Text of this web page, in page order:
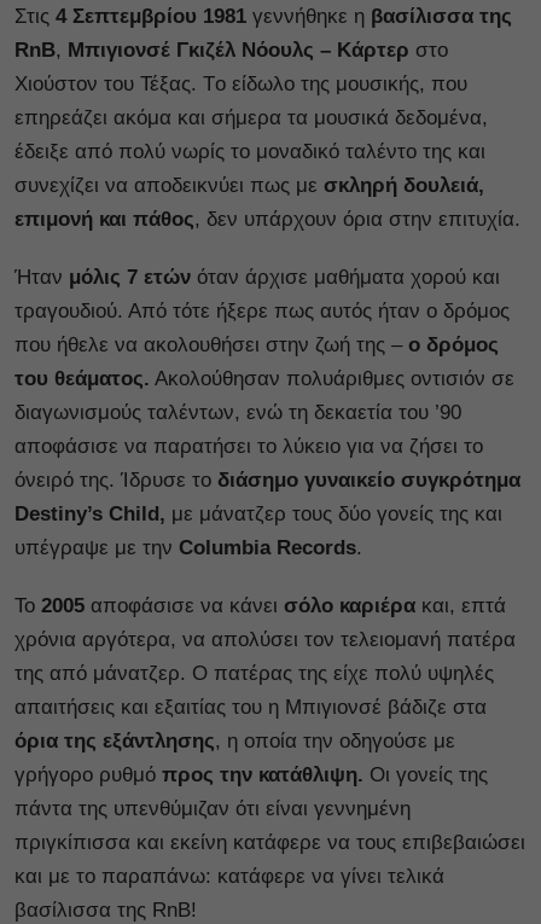
Στις 4 Σεπτεμβρίου 1981 γεννήθηκε η βασίλισσα της
RnB, Μπιγιονσέ Γκιζέλ Νόουλς – Κάρτερ στο
Χιούστον του Τέξας. Tο είδωλο της μουσικής, που
επηρεάζει ακόμα και σήμερα τα μουσικά δεδομένα,
έδειξε από πολύ νωρίς το μοναδικό ταλέντο της και
συνεχίζει να αποδεικνύει πως με σκληρή δουλειά,
επιμονή και πάθος, δεν υπάρχουν όρια στην επιτυχία.
Ήταν μόλις 7 ετών όταν άρχισε μαθήματα χορού και
τραγουδιού. Από τότε ήξερε πως αυτός ήταν ο δρόμος
που ήθελε να ακολουθήσει στην ζωή της – ο δρόμος
του θεάματος. Ακολούθησαν πολυάριθμες οντισιόν σε
διαγωνισμούς ταλέντων, ενώ τη δεκαετία του ’90
αποφάσισε να παρατήσει το λύκειο για να ζήσει το
όνειρό της. Ίδρυσε το διάσημο γυναικείο συγκρότημα
Destiny’s Child, με μάνατζερ τους δύο γονείς της και
υπέγραψε με την Columbia Records.
Το 2005 αποφάσισε να κάνει σόλο καριέρα και, επτά
χρόνια αργότερα, να απολύσει τον τελειομανή πατέρα
της από μάνατζερ. Ο πατέρας της είχε πολύ υψηλές
απαιτήσεις και εξαιτίας του η Μπιγιονσέ βάδιζε στα
όρια της εξάντλησης, η οποία την οδηγούσε με
γρήγορο ρυθμό προς την κατάθλιψη. Οι γονείς της
πάντα της υπενθύμιζαν ότι είναι γεννημένη
πριγκίπισσα και εκείνη κατάφερε να τους επιβεβαιώσει
και με το παραπάνω: κατάφερε να γίνει τελικά
βασίλισσα της RnB!